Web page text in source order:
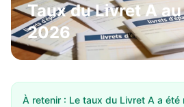
Taux du Livret A
2026
À retenir : Le taux du Livret A a été